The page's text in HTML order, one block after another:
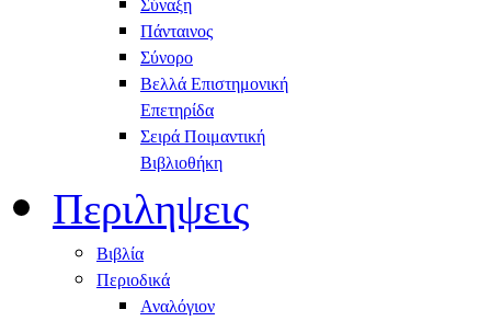
Πάνταινος
Σύνορο
Βελλά Επιστημονική
Επετηρίδα
Σειρά Ποιμαντική
Βιβλιοθήκη
Περιληψεις
Βιβλία
Περιοδικά
Αναλόγιον